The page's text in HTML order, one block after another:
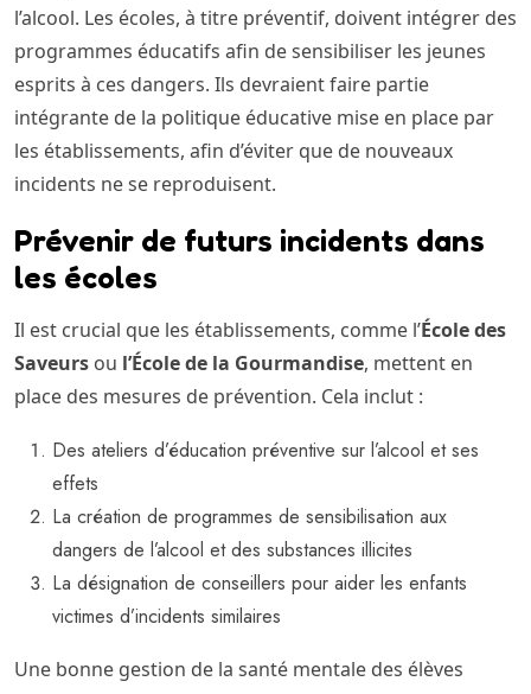
l’alcool. Les écoles, à titre préventif, doivent intégrer des
programmes éducatifs afin de sensibiliser les jeunes
esprits à ces dangers. Ils devraient faire partie
intégrante de la politique éducative mise en place par
les établissements, afin d’éviter que de nouveaux
incidents ne se reproduisent.
Prévenir de futurs incidents dans
les écoles
Il est crucial que les établissements, comme l’École des
Saveurs ou l’École de la Gourmandise, mettent en
place des mesures de prévention. Cela inclut :
Des ateliers d’éducation préventive sur l’alcool et ses
effets
La création de programmes de sensibilisation aux
dangers de l’alcool et des substances illicites
La désignation de conseillers pour aider les enfants
victimes d’incidents similaires
Une bonne gestion de la santé mentale des élèves